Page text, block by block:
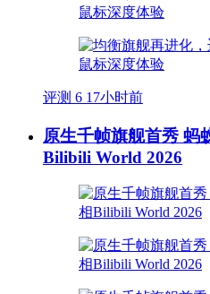
评测 6 17小时前
原生千帧旗舰首秀 蚂
Bilibili World 2026